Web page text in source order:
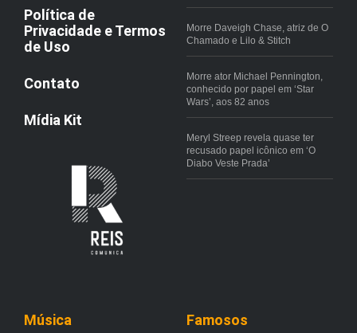
Política de
Privacidade e Termos
de Uso
Contato
Mídia Kit
Morre Daveigh Chase, atriz de O
Chamado e Lilo & Stitch
Morre ator Michael Pennington,
conhecido por papel em ‘Star
Wars’, aos 82 anos
Meryl Streep revela quase ter
recusado papel icônico em ‘O
Diabo Veste Prada’
Música Famosos